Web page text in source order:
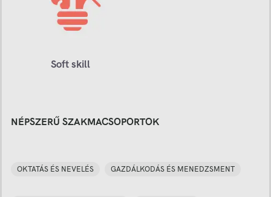
Soft skill
NÉPSZERŰ SZAKMACSOPORTOK
OKTATÁS ÉS NEVELÉS GAZDÁLKODÁS ÉS MENEDZSMENT